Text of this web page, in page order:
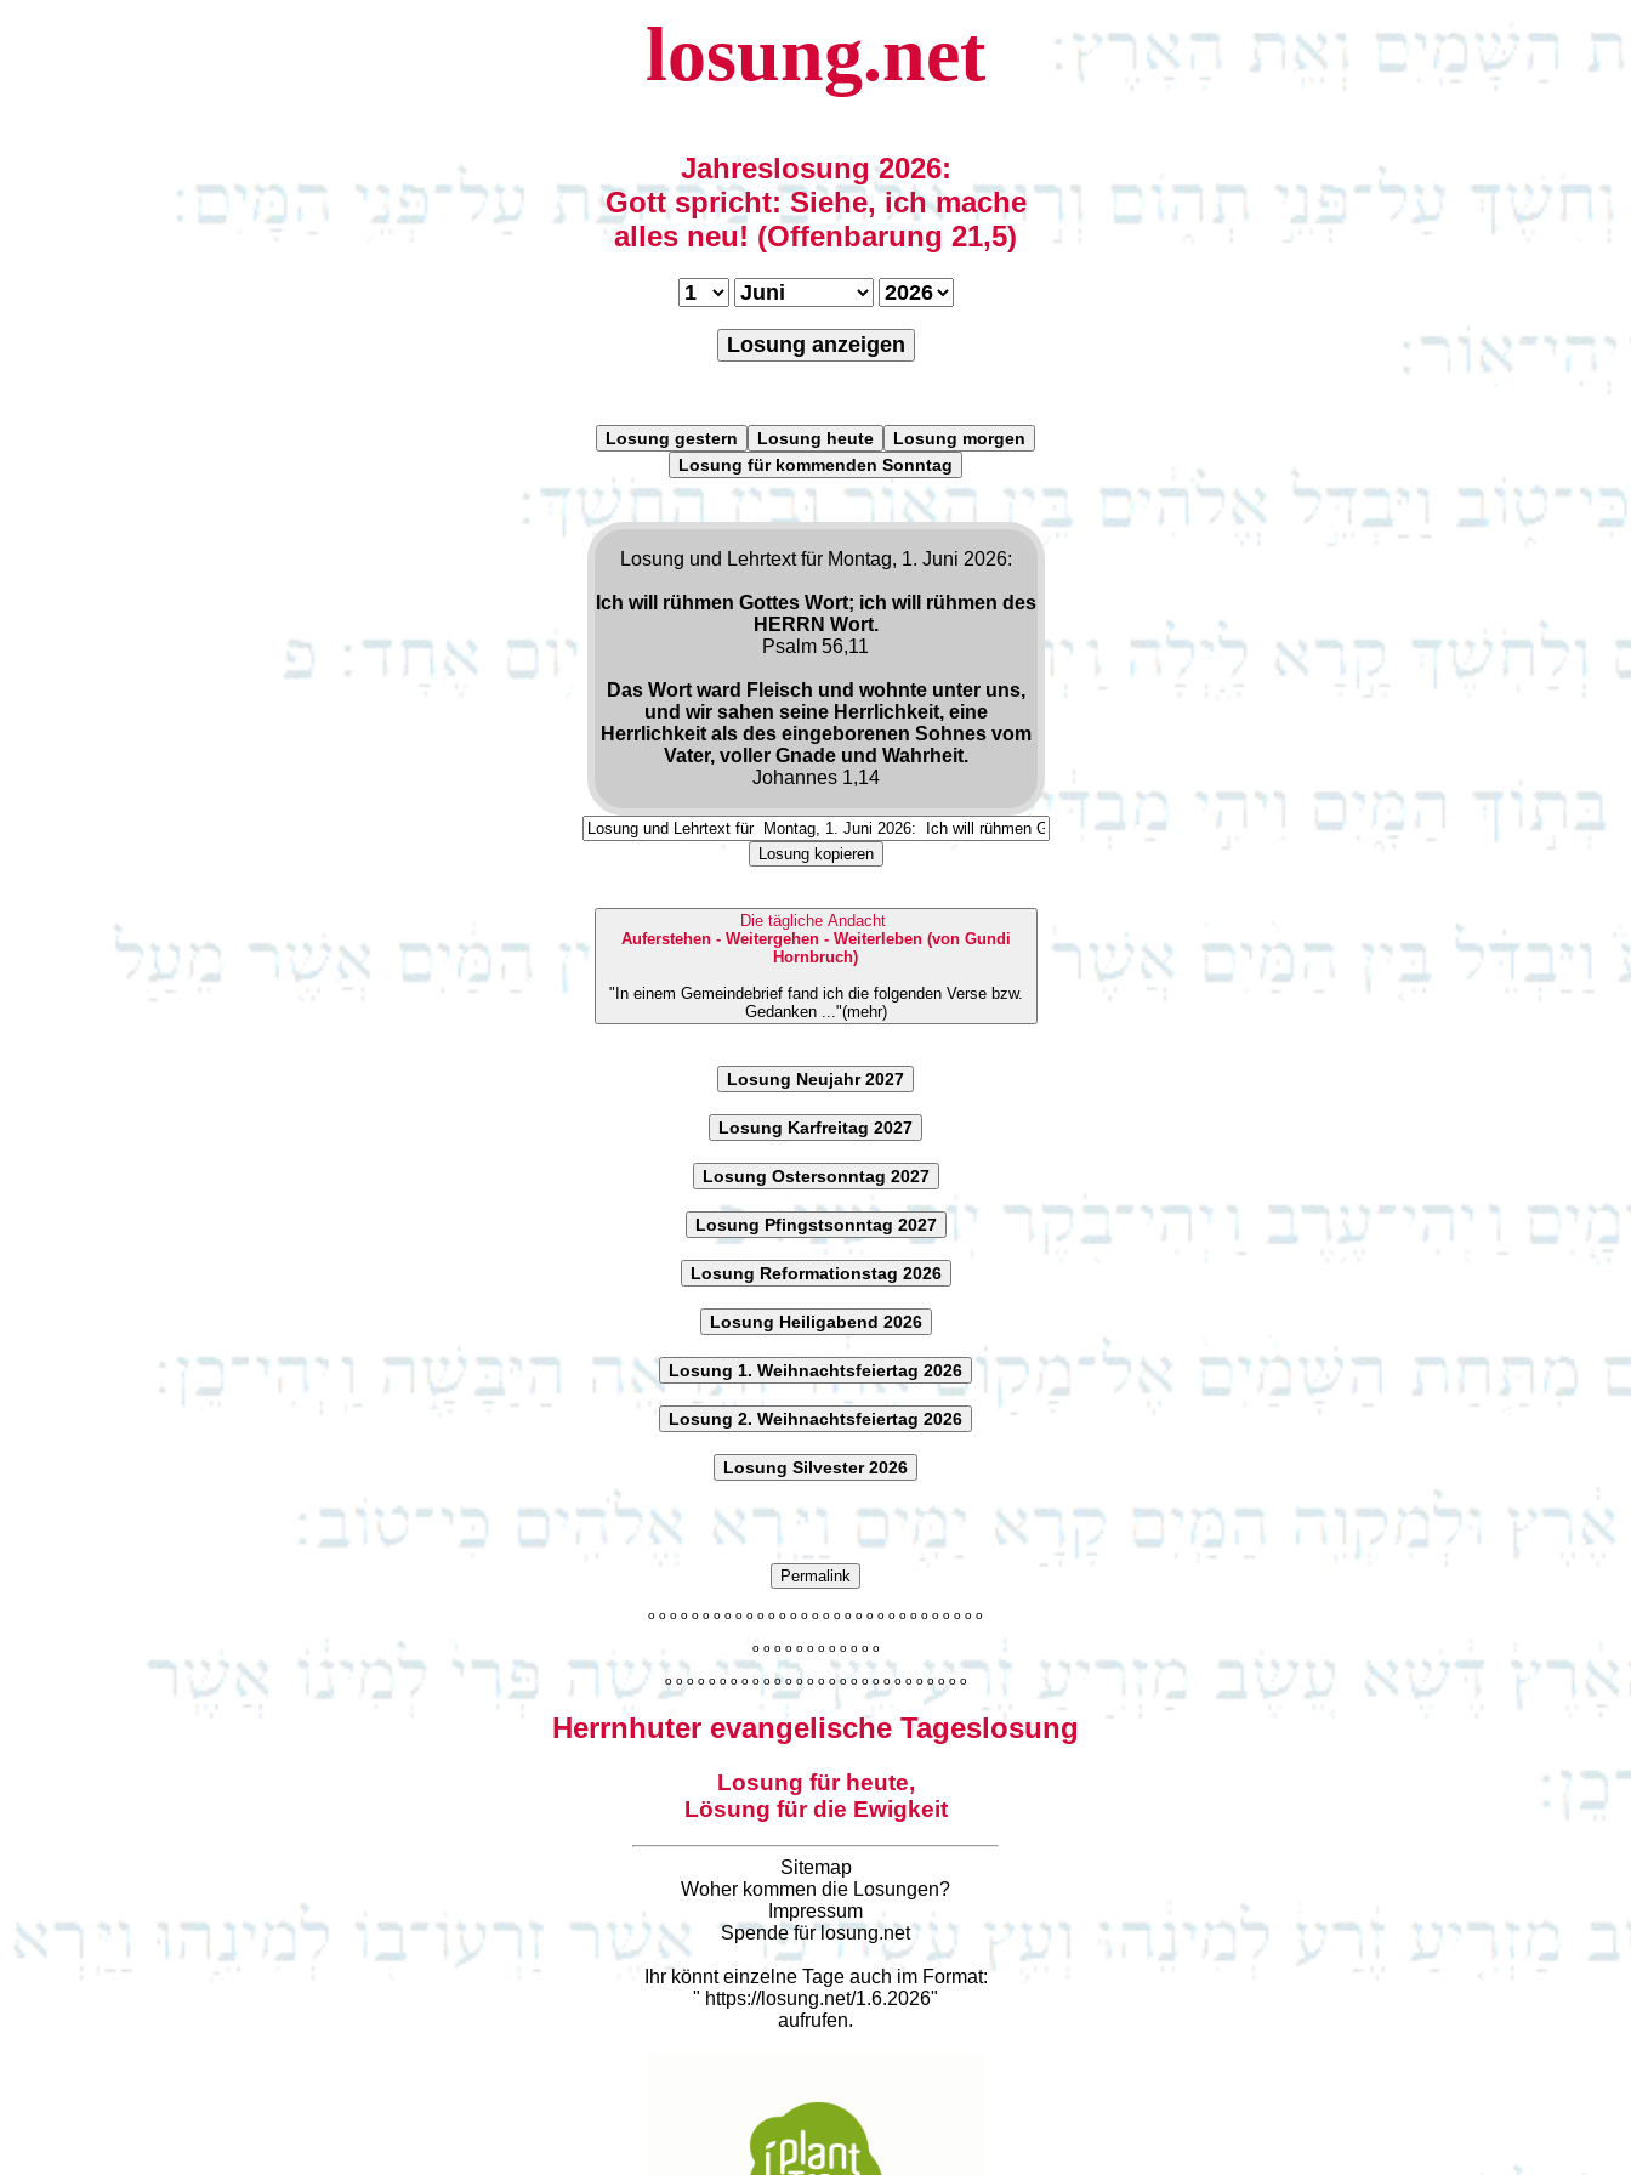
losung.net
Jahreslosung 2026:
Gott spricht: Siehe, ich mache
alles neu! (Offenbarung 21,5)
Losung anzeigen
Losung gestern Losung heute
Losung morgen
Losung für kommenden Sonntag
Losung und Lehrtext für Montag, 1. Juni 2026:
Ich will rühmen Gottes Wort; ich will rühmen des
HERRN Wort.
Psalm 56,11
Das Wort ward Fleisch und wohnte unter uns,
und wir sahen seine Herrlichkeit, eine
Herrlichkeit als des eingeborenen Sohnes vom
Vater, voller Gnade und Wahrheit.
Johannes 1,14
Losung kopieren
Die tägliche Andacht
Auferstehen - Weitergehen - Weiterleben (von Gundi
Hornbruch)
"In einem Gemeindebrief fand ich die folgenden Verse bzw.
Gedanken ..."(mehr)
Losung Neujahr 2027
Losung Karfreitag 2027
Losung Ostersonntag 2027
Losung Pfingstsonntag 2027
Losung Reformationstag 2026
Losung Heiligabend 2026
Losung 1. Weihnachtsfeiertag 2026
Losung 2. Weihnachtsfeiertag 2026
Losung Silvester 2026
Permalink
o o o o o o o o o o o o o o o o o o o o o o o o o o o o o o o
o o o o o o o o o o o o
o o o o o o o o o o o o o o o o o o o o o o o o o o o o
Herrnhuter evangelische Tageslosung
Losung für heute,
Lösung für die Ewigkeit
Sitemap
Woher kommen die Losungen?
Impressum
Spende für losung.net
Ihr könnt einzelne Tage auch im Format:
" https://losung.net/1.6.2026"
aufrufen.